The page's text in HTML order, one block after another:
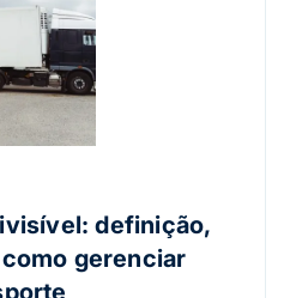
definição,
gerenciar